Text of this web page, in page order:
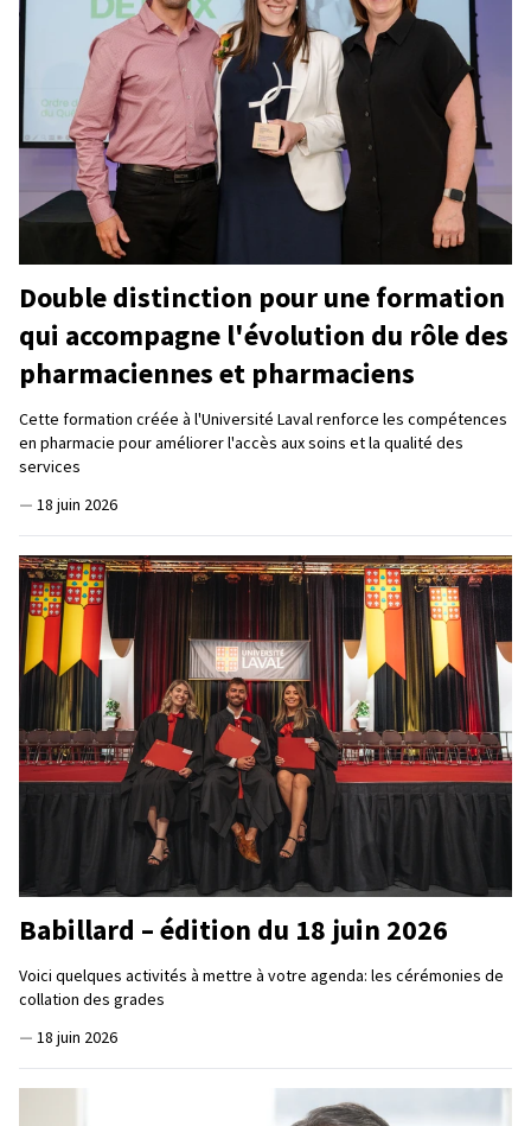
Double distinction pour une formation
qui accompagne l'évolution du rôle des
pharmaciennes et pharmaciens
Cette formation créée à l'Université Laval renforce les compétences
en pharmacie pour améliorer l'accès aux soins et la qualité des
services
— 18 juin 2026
Babillard – édition du 18 juin 2026
Voici quelques activités à mettre à votre agenda: les cérémonies de
collation des grades
— 18 juin 2026